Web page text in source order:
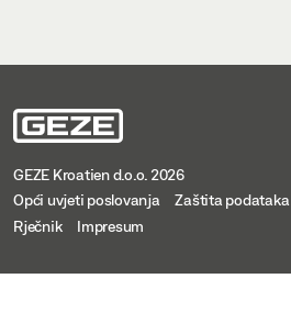
GEZE Kroatien d.o.o. 2026
Opći uvjeti poslovanja
Zaštita podataka
Rječnik
Impresum